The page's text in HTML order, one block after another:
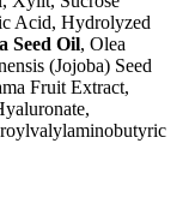
Acid, Hydrolyzed
Seed Oil, Olea
(Jojoba) Seed
Fruit Extract,